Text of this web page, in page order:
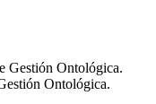
Gestión Ontológica.
Ontológica.